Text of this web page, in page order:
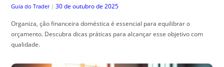
Guia do Trader | 30 de outubro de 2025
Organiza, ção financeira doméstica é essencial para equilibrar o
orçamento. Descubra dicas práticas para alcançar esse objetivo com
qualidade.